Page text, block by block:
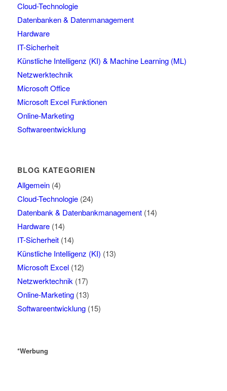
Cloud-Technologie
Datenbanken & Datenmanagement
Hardware
IT-Sicherheit
Künstliche Intelligenz (KI) & Machine Learning (ML)
Netzwerktechnik
Microsoft Office
Microsoft Excel Funktionen
Online-Marketing
Softwareentwicklung
BLOG KATEGORIEN
Allgemein(4)
Cloud-Technologie(24)
Datenbank & Datenbankmanagement(14)
Hardware(14)
IT-Sicherheit(14)
Künstliche Intelligenz (KI) (13)
Microsoft Excel(12)
Netzwerktechnik(17)
Online-Marketing(13)
Softwareentwicklung(15)
*Werbung